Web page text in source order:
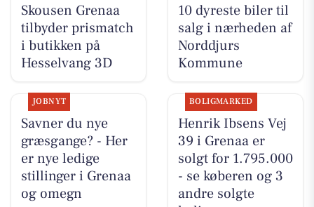
Skousen Grenaa
tilbyder prismatch
i butikken på
Hesselvang 3D
10 dyreste biler til
salg i nærheden af
Norddjurs
Kommune
JOBNYT
Savner du nye
græsgange? - Her
er nye ledige
stillinger i Grenaa
og omegn
BOLIGMARKED
Henrik Ibsens Vej
39 i Grenaa er
solgt for 1.795.000
- se køberen og 3
andre solgte